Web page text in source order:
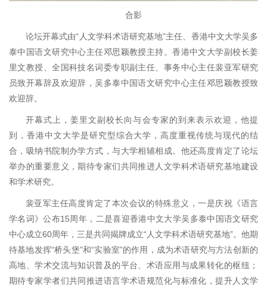
合影
论坛开幕式由“人文学科术语研究基地”主任、香港中文大学吴多
泰中国语文研究中心主任邓思颖教授主持。香港中文大学副校长姜
里文教授、全国科技名词委专职副主任、事务中心主任裴亚军研究
员致开幕辞及欢迎辞，吴多泰中国语文研究中心主任邓思颖教授致
欢迎辞。
开幕式上，姜里文副校长向与会专家的到来表示欢迎，他提
到，香港中文大学是研究型综合大学，高度重视传统与现代的结
合，吸纳书院制办学方式，与大学相辅相成。他还高度肯定了论坛
举办的重要意义，期待专家们共同推进人文学科术语研究基地建设
和学术研究。
裴亚军主任高度肯定了本次会议的特殊意义，一是庆祝《语言
学名词》公布15周年，二是喜迎香港中文大学吴多泰中国语文研究
中心成立60周年，三是共同揭牌成立“人文学科术语研究基地”。他期
待基地发挥“桥头堡”和“实验室”的作用，成为术语研究与方法创新的
高地、学术交流与知识普及的平台、术语应用与成果转化的枢纽；
期待专家学者们共同推进语言学术语规范化与标准化，提升人文学